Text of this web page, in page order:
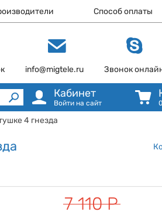
Способ оплаты
info@migtele.ru Звонок
Кабинет
Войти на сайт 0
4 гнезда
7 110 Р